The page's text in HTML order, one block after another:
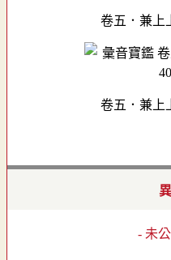
卷五．兼上
卷五．兼上
- 未